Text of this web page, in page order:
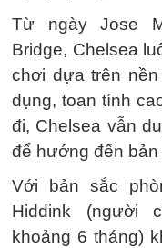
Từ ngày Jose
Bridge, Chelsea
chơi dựa trên
dụng, toan tính
đi, Chelsea vẫn
để hướng đến bản
Với bản sắc
Hiddink (người
khoảng 6 tháng)